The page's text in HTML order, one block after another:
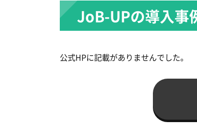
JoB-UPの導入事
公式HPに記載がありませんでした。